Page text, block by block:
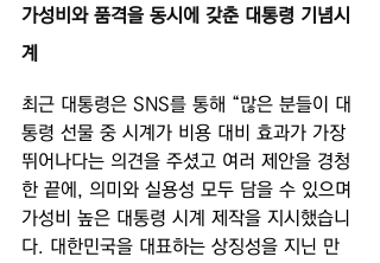
가성비와 품격을 동시에 갖춘 대통령 기념시
계
최근 대통령은 SNS를 통해 “많은 분들이 대
통령 선물 중 시계가 비용 대비 효과가 가장
뛰어나다는 의견을 주셨고 여러 제안을 경청
한 끝에, 의미와 실용성 모두 담을 수 있으며
가성비 높은 대통령 시계 제작을 지시했습니
다. 대한민국을 대표하는 상징성을 지닌 만